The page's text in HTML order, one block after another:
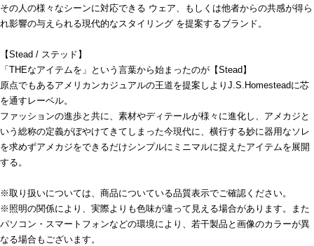
その人の様々なシーンに対応できる ウェア、もしくは他者からの共感が得ら
れ影響の与えられる現代的なスタイリング を提案するブランド。
【Stead / ステッド】
「THEなアイテムを」という言葉から始まったのが【Stead】
原点でもあるアメリカンカジュアルの王道を提案しよりJ.S.Homesteadに芯
を通すレーベル。
ファッションの進歩と共に、素材やディテールが様々に進化し、アメカジと
いう総称の定義がぼやけてきてしまった今現代に、横行する妙に器用なソレ
を求めずアメカジをできるだけシンプルにミニマルに捉えたアイテムを展開
する。
※取り扱いについては、商品についている品質表示でご確認ください。
※照明の関係により、実際よりも色味が違って見える場合があります。また
パソコン・スマートフォンなどの環境により、若干製品と画像のカラーが異
なる場合もございます。